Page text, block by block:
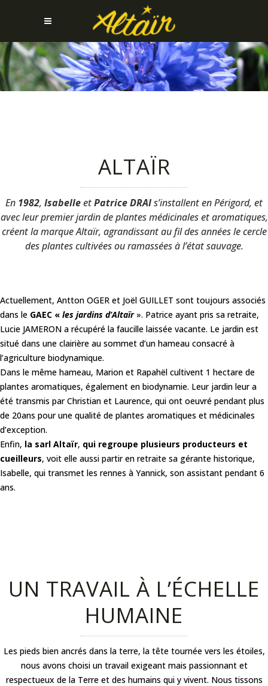
ALTAÏR
En 1982, IsabelleetPatrice DRAIs’installent en Périgord, et
avec leur premier jardin de plantes médicinales et aromatiques,
créent la marque Altaïr, agrandissant au fil des années le cercle
des plantes cultivées ou ramassées à l’état sauvage.
Actuellement, Antton OGER et Joël GUILLET sont toujours associés
dans le GAEC « les jardins d’Altaïr». Patrice ayant pris sa retraite,
Lucie JAMERON a récupéré la faucille laissée vacante. Le jardin est
situé dans une clairière au sommet d’un hameau consacré à
l’agriculture biodynamique.
Dans le même hameau, Marion et Rapahël cultivent 1 hectare de
plantes aromatiques, également en biodynamie. Leur jardin leur a
été transmis par Christian et Laurence, qui ont oeuvré pendant plus
de 20ans pour une qualité de plantes aromatiques et médicinales
d’exception.
Enfin, la sarl Altaïr, qui regroupe plusieurs producteurs et
cueilleurs, voit elle aussi partir en retraite sa gérante historique,
Isabelle, qui transmet les rennes à Yannick, son assistant pendant 6
ans.
UN TRAVAIL À L’ÉCHELLE
HUMAINE
Les pieds bien ancrés dans la terre, la tête tournée vers les étoiles,
nous avons choisi un travail exigeant mais passionnant et
respectueux de la Terre et des humains qui y vivent. Nous tissons